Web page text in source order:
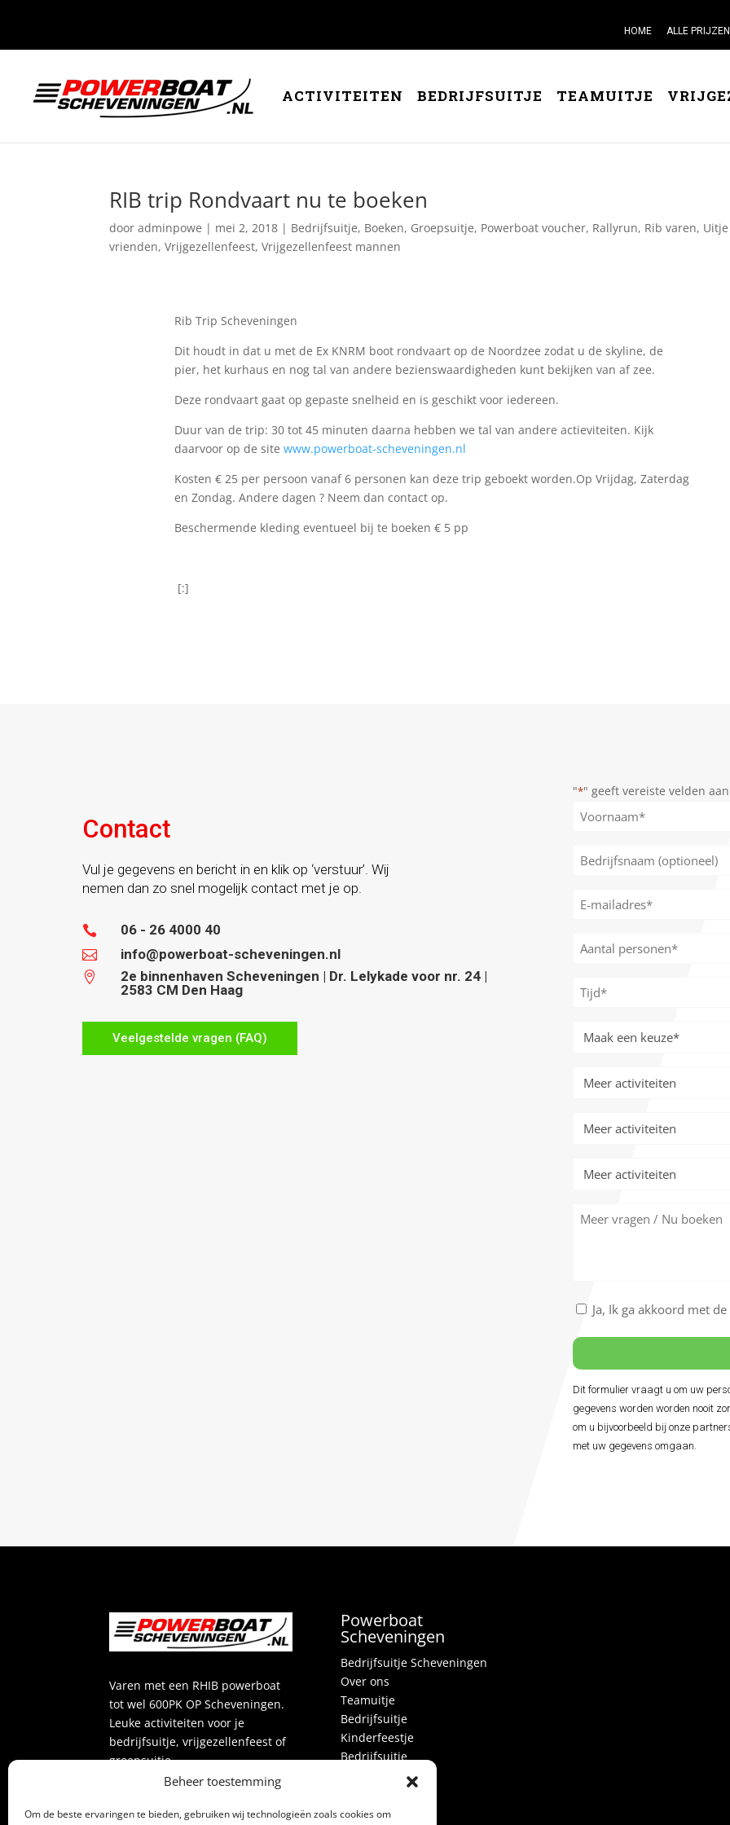
Beheer toestemming
Om de beste ervaringen te bieden, gebruiken wij technologieën zoals cookies om
HOME ALLE PRIJZEN
ACTIVITEITEN BEDRIJFSUITJE TEAMUITJE
RIB trip Rondvaart nu te boeken
dooradminpowe | mei 2, 2018 | Bedrijfsuitje, Boeken, Groepsuitje, Powerboat voucher, Rallyrun, Rib varen,
vrienden,Vrijgezellenfeest,Vrijgezellenfeest mannen
Rib Trip Scheveningen
Dit houdt in dat u met de Ex KNRM boot rondvaart op de Noordzee zodat u de skyline, de
pier, het kurhaus en nog tal van andere bezienswaardigheden kunt bekijken van af zee.
Deze rondvaart gaat op gepaste snelheid en is geschikt voor iedereen.
Duur van de trip: 30 tot 45 minuten daarna hebben we tal van andere actieviteiten. Kijk
daarvoor op de site www.powerboat-scheveningen.nl
Kosten € 25 per persoon vanaf 6 personen kan deze trip geboekt worden.Op Vrijdag, Zaterdag
en Zondag. Andere dagen ? Neem dan contact op.
Beschermende kleding eventueel bij te boeken € 5 pp
[:]
Contact
Vul je gegevens en bericht in en klik op ‘verstuur’. Wij
nemen dan zo snel mogelijk contact met je op.
 06 - 26 4000 40
 info@powerboat-scheveningen.nl

2e binnenhaven Scheveningen | Dr. Lelykade voor nr. 24 |
2583 CM Den Haag
Veelgestelde vragen (FAQ)
"*" geeft vereiste velden aan
Naam
Bedrijfsnaam
(optioneel)
E-
mailadres
Aantal
personen
Tijd
Meer
activiteiten
Meer
activiteiten
Meer
activiteiten
Meer
activiteiten
Meer
vragen
Akkoord
de
algemene
voorwaarden
Ja, Ik ga akkoord met
Dit formulier vraagt u om uw
gegevens worden worden nooit
om u bijvoorbeeld bij onze
met uw gegevens omgaan.
Varen met een RHIB powerboat
tot wel 600PK OP Scheveningen.
Leuke activiteiten voor je
bedrijfsuitje, vrijgezellenfeest of
groepsuitje.
5 42 beoordelingen
Powerboat
Scheveningen
Bedrijfsuitje Scheveningen
Over ons
Teamuitje
Bedrijfsuitje
Kinderfeestje
Bedrijfsuitje
Vrijgezellenfeest
Over ons